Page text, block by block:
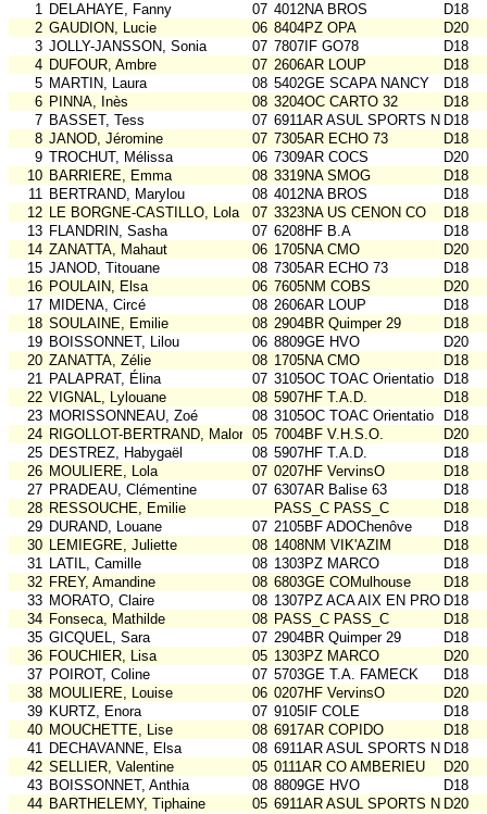
1 DELAHAYE, Fanny 07 4012NA BROS
D18
2 GAUDION, Lucie 06 8404PZ OPA
D20
3 JOLLY-JANSSON, Sonia 07 7807IF GO78
D18
4 DUFOUR, Ambre 07 2606AR LOUP
D18
5 MARTIN, Laura 08 5402GE SCAPA NANCY
D18
6 PINNA, Inès 08 3204OC CARTO 32
D18
7 BASSET, Tess 07 6911AR ASUL SPORTS NATD18
8 JANOD, Jéromine 07 7305AR ECHO 73
D18
9 TROCHUT, Mélissa 06 7309AR COCS
D20
10 BARRIERE, Emma 08 3319NA SMOG
D18
11 BERTRAND, Marylou 08 4012NA BROS
D18
12 LE BORGNE-CASTILLO, Lola 07 3323NA US CENON CO
D18
13 FLANDRIN, Sasha 07 6208HF B.A
D18
14 ZANATTA, Mahaut 06 1705NA CMO
D20
15 JANOD, Titouane 08 7305AR ECHO 73
D18
16 POULAIN, Elsa 06 7605NM COBS
D20
17 MIDENA, Circé 08 2606AR LOUP
D18
18 SOULAINE, Emilie 08 2904BR Quimper 29
D18
19 BOISSONNET, Lilou 06 8809GE HVO
D20
20 ZANATTA, Zélie 08 1705NA CMO
D18
21 PALAPRAT, Élina 07 3105OC TOAC Orientatio
D18
22 VIGNAL, Lylouane 08 5907HF T.A.D.
D18
23 MORISSONNEAU, Zoé 08 3105OC TOAC Orientatio
D18
24 RIGOLLOT-BERTRAND, Malorie05 7004BF V.H.S.O.
D20
25 DESTREZ, Habygaël 08 5907HF T.A.D.
D18
26 MOULIERE, Lola 07 0207HF VervinsO
D18
27 PRADEAU, Clémentine 07 6307AR Balise 63
D18
28 RESSOUCHE, Emilie PASS_C PASS_C
D18
29 DURAND, Louane 07 2105BF ADOChenôve
D18
30 LEMIEGRE, Juliette 08 1408NM VIK'AZIM
D18
31 LATIL, Camille 08 1303PZ MARCO
D18
32 FREY, Amandine 08 6803GE COMulhouse
D18
33 MORATO, Claire 08 1307PZ ACA AIX EN PROVD18
34 Fonseca, Mathilde 08 PASS_C PASS_C
D18
35 GICQUEL, Sara 07 2904BR Quimper 29
D18
36 FOUCHIER, Lisa 05 1303PZ MARCO
D20
37 POIROT, Coline 07 5703GE T.A. FAMECK
D18
38 MOULIERE, Louise 06 0207HF VervinsO
D20
39 KURTZ, Enora 07 9105IF COLE
D18
40 MOUCHETTE, Lise 08 6917AR COPIDO
D18
41 DECHAVANNE, Elsa 08 6911AR ASUL SPORTS NATD18
42 SELLIER, Valentine 05 0111AR CO AMBERIEU
D20
43 BOISSONNET, Anthia 08 8809GE HVO
D18
44 BARTHELEMY, Tiphaine 05 6911AR ASUL SPORTS NATD20